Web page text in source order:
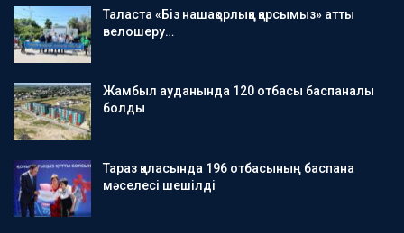
Таласта «Біз нашақорлыққа қарсымыз» атты
велошеру…
Жамбыл ауданында 120 отбасы баспаналы
болды
Тараз қаласында 196 отбасының баспана
мәселесі шешілді